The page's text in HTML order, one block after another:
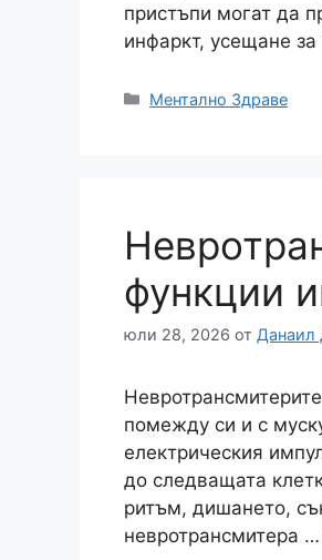
пристъпи могат да
инфаркт, усещане
Категории
Ментално Здраве
функции
юли 28, 2026 от Данаил
помежду си и с
електрическия
до следващата
ритъм, дишането,
невротрансмитера …